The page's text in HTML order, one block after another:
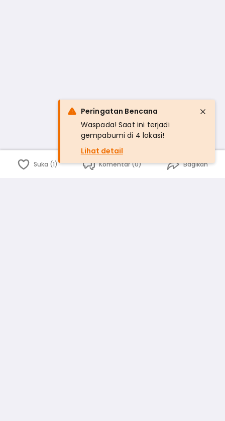
Suka (1) Komentar (0) Bagikan
Peringatan Bencana
Waspada! Saat ini terjadi
gempabumi di 4 lokasi!
Lihat detail